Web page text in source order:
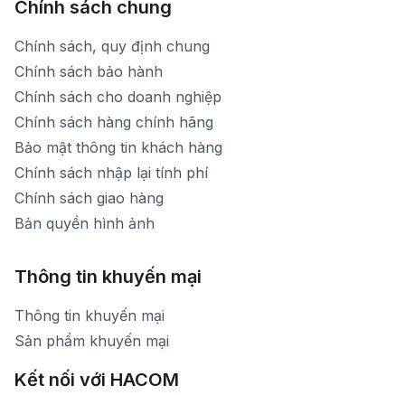
Chính sách chung
Chính sách, quy định chung
Chính sách bảo hành
Chính sách cho doanh nghiệp
Chính sách hàng chính hãng
Bảo mật thông tin khách hàng
Chính sách nhập lại tính phí
Chính sách giao hàng
Bản quyền hình ảnh
Thông tin khuyến mại
Thông tin khuyến mại
Sản phẩm khuyến mại
Kết nối với HACOM